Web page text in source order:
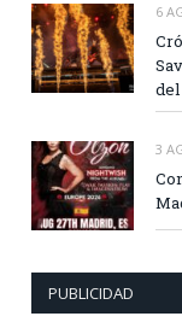
6
3
PUBLICIDAD